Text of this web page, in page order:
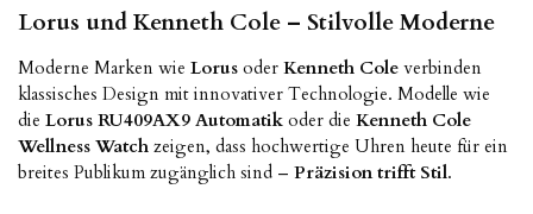
Lorus und Kenneth Cole – Stilvolle Moderne
Moderne Marken wie Lorus oder Kenneth Cole verbinden
klassisches Design mit innovativer Technologie. Modelle wie
die Lorus RU409AX9 Automatik oder die Kenneth Cole
Wellness Watch zeigen, dass hochwertige Uhren heute für ein
breites Publikum zugänglich sind – Präzision trifft Stil.